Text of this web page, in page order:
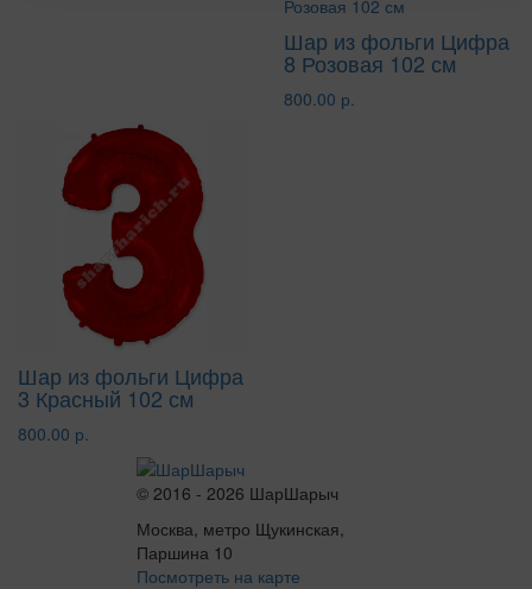
Шар из фольги Цифра
8 Розовая 102 см
800.00 р.
Шар из фольги Цифра
3 Красный 102 см
800.00 р.
© 2016 - 2026 ШарШарыч
Москва, метро Щукинская,
Паршина 10
Посмотреть на карте